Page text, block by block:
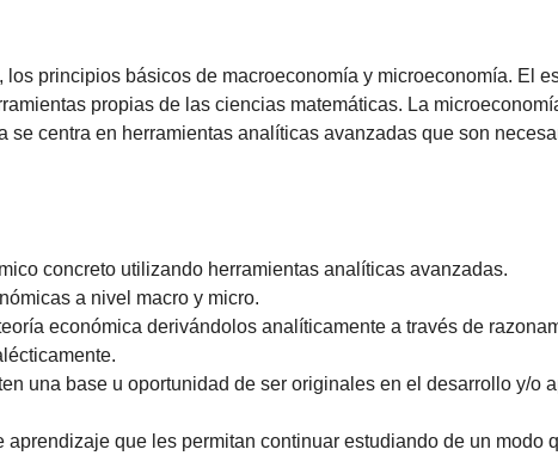
principios básicos de macroeconomía y microeconomía. El
propias de las ciencias matemáticas. La
centra en herramientas analíticas avanzadas que son
concreto utilizando herramientas analíticas avanzadas.
a nivel macro y micro.
económica derivándolos analíticamente a través de
una base u oportunidad de ser originales en el desarrollo y/o
que les permitan continuar estudiando de un modo